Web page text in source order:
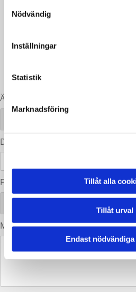
Nödvändig
Inställningar
Statistik
Marknadsföring
Tillåt alla
Tillåt urval
Endast
Företag
Det är inte akut, ni kan
Ärendet avser*
Ditt Registreringsnummer
Försäkrings nivå
Meddelande*